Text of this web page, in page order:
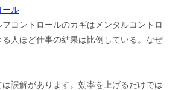
ール
コントロールのカギはメンタルコントロ
人ほど仕事の結果は比例している。なぜ
誤解があります。効率を上げるだけでは